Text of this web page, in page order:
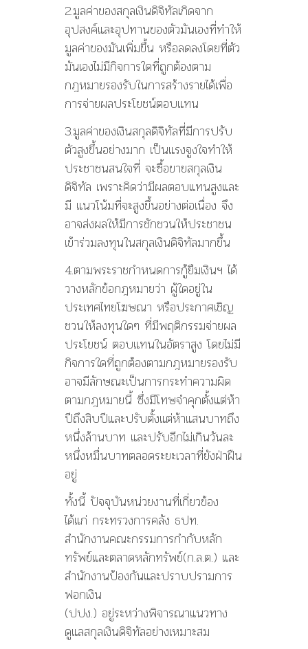
2.มูลค่าของสกุลเงินดิจิทัลเกิดจาก
อุปสงค์และอุปทานของตัวมันเองที่ทำให้
มูลค่าของมันเพิ่มขึ้น หรือลดลงโดยที่ตัว
มันเองไม่มีกิจการใดที่ถูกต้องตาม
กฎหมายรองรับในการสร้างรายได้เพื่อ
การจ่ายผลประโยชน์ตอบแทน
3.มูลค่าของเงินสกุลดิจิทัลที่มีการปรับ
ตัวสูงขึ้นอย่างมาก เป็นแรงจูงใจทำให้
ประชาชนสนใจที่ จะซื้อขายสกุลเงิน
ดิจิทัล เพราะคิดว่ามีผลตอบแทนสูงและ
มี แนวโน้มที่จะสูงขึ้นอย่างต่อเนื่อง จึง
อาจส่งผลให้มีการชักชวนให้ประชาชน
เข้าร่วมลงทุนในสกุลเงินดิจิทัลมากขึ้น
4.ตามพระราชกำหนดการกู้ยืมเงินฯ ได้
วางหลักข้อกฎหมายว่า ผู้ใดอยู่ใน
ประเทศไทยโฆษณา หรือประกาศเชิญ
ชวนให้ลงทุนใดๆ ที่มีพฤติกรรมจ่ายผล
ประโยชน์ ตอบแทนในอัตราสูง โดยไม่มี
กิจการใดที่ถูกต้องตามกฎหมายรองรับ
อาจมีลักษณะเป็นการกระทำความผิด
ตามกฎหมายนี้ ซึ่งมีโทษจำคุกตั้งแต่ห้า
ปีถึงสิบปีและปรับตั้งแต่ห้าแสนบาทถึง
หนึ่งล้านบาท และปรับอีกไม่เกินวันละ
หนึ่งหมื่นบาทตลอดระยะเวลาที่ยังฝ่าฝืน
อยู่
ทั้งนี้ ปัจจุบันหน่วยงานที่เกี่ยวข้อง
ได้แก่ กระทรวงการคลัง ธปท.
สำนักงานคณะกรรมการกำกับหลัก
ทรัพย์และตลาดหลักทรัพย์(ก.ล.ต.) และ
สำนักงานป้องกันและปราบปรามการ
ฟอกเงิน
(ปปง.) อยู่ระหว่างพิจารณาแนวทาง
ดูแลสกุลเงินดิจิทัลอย่างเหมาะสม